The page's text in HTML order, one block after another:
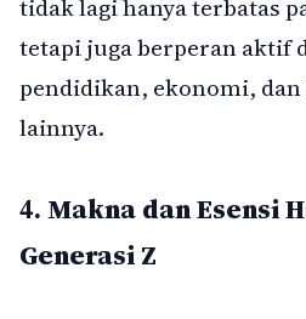
tidak lagi hanya terbatas
tetapi juga berperan aktif
pendidikan, ekonomi, dan
lainnya.
4. Makna dan Esensi
Generasi Z